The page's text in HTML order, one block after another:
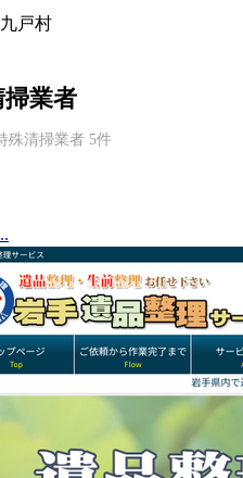
戸村
業者
殊清掃業者 5件